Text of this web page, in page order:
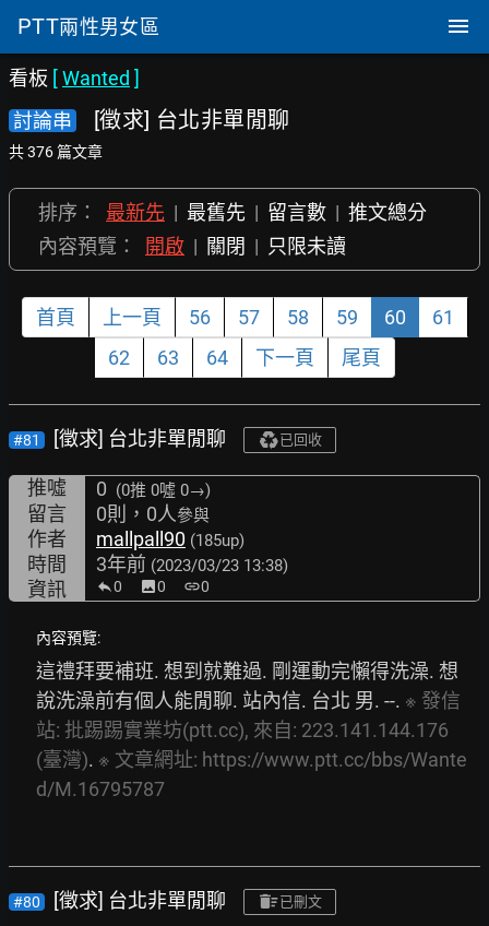
PTT兩性男女區
看板 [Wanted ]
討論串
[徵求] 台北非單閒聊
共 376 篇文章
排序： 最新先 | 最舊先 | 留言數 | 推文總分
內容預覽：
開啟 | 關閉 | 只限未讀
首頁 上一頁 56 57 58 59 60
61
62
63 64 下一頁 尾頁
#81 [徵求] 台北非單閒聊 已回收
推噓 0 (0推 0噓 0→)
留言 0則，0人參與
作者 mallpall90 (185up)
時間 3年前 (2023/03/23 13:38)
資訊 0 image0 link0
內容預覽:
這禮拜要補班. 想到就難過. 剛運動完懶得洗澡. 想
說洗澡前有個人能閒聊. 站內信. 台北 男. --. ※ 發信
站: 批踢踢實業坊(ptt.cc), 來自: 223.141.144.176
(臺灣). ※ 文章網址: https://www.ptt.cc/bbs/Wante
d/M.16795787
#80 [徵求] 台北非單閒聊 已刪文